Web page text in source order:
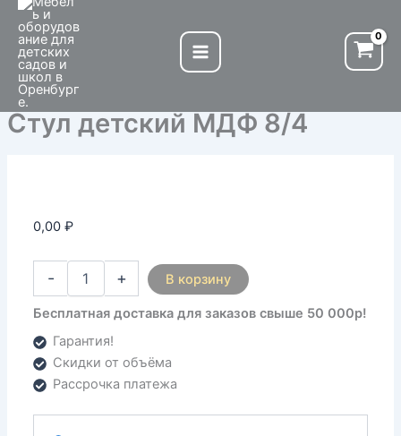
Перейти
содержимому
Стул детский МДФ 8/4
0,00₽
-
Количество
товара
Стул
детский
МДФ
8/4
+ В корзину
Бесплатная доставка для заказов свыше 50 000р!
Гарантия!
Скидки от объёма
Рассрочка платежа